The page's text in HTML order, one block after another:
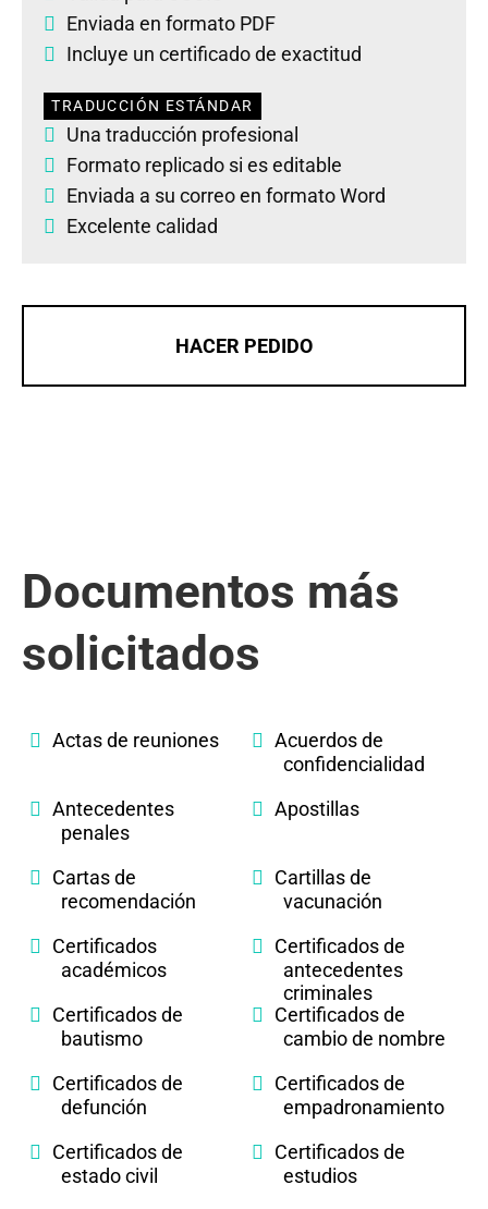
Enviada en formato PDF
Incluye un certificado de exactitud
TRADUCCIÓN ESTÁNDAR
Una traducción profesional
Formato replicado si es editable
Enviada a su correo en formato Word
Excelente calidad
HACER PEDIDO
Documentos más
solicitados
Actas de reuniones
Acuerdos de
confidencialidad
Antecedentes
penales
Apostillas
Cartas de
recomendación
Cartillas de
vacunación
Certificados
académicos
Certificados de
antecedentes
criminales
Certificados de
bautismo
Certificados de
cambio de nombre
Certificados de
defunción
Certificados de
empadronamiento
Certificados de
estado civil
Certificados de
estudios